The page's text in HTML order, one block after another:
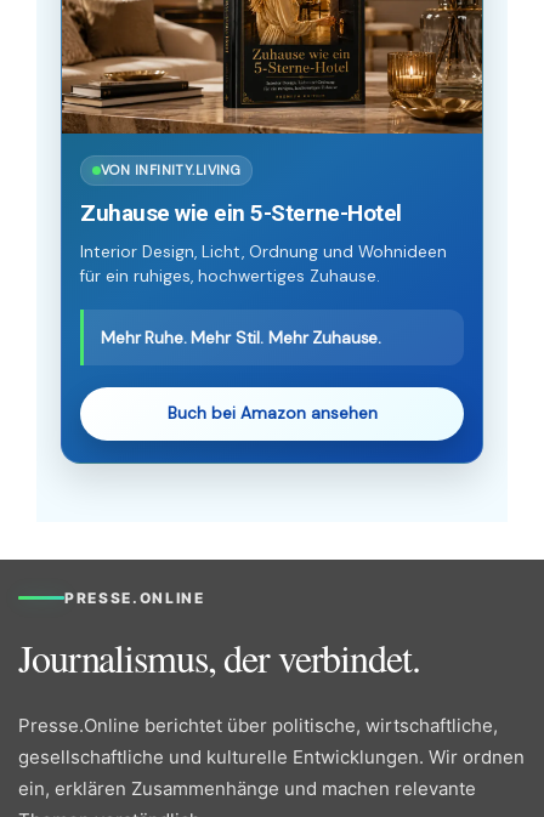
VON INFINITY.LIVING
Zuhause wie ein 5-Sterne-Hotel
Interior Design, Licht, Ordnung und Wohnideen
für ein ruhiges, hochwertiges Zuhause.
Mehr Ruhe. Mehr Stil. Mehr Zuhause.
Buch bei Amazon ansehen
PRESSE.ONLINE
Journalismus, der verbindet.
Presse.Online berichtet über politische, wirtschaftliche,
gesellschaftliche und kulturelle Entwicklungen. Wir ordnen
ein, erklären Zusammenhänge und machen relevante